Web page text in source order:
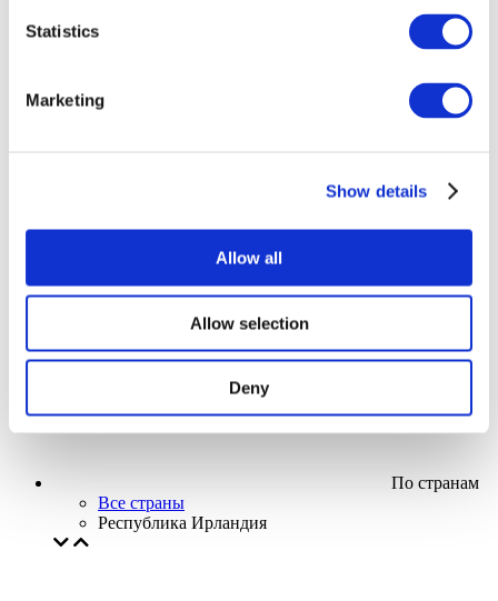
Statistics
Marketing
Show details
Allow all
Allow selection
Deny
Без поджанра
Применить
По странам
Все страны
Республика Ирландия